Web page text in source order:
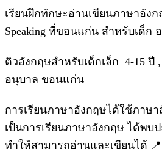
เรียนฝึกทักษะอ่านเขียนภาษาอังก
Speaking ที่ขอนแก่น สำหรับเด็ก
ติวอังกฤษสำหรับเด็กเล็ก 4-15 ปี
อนุบาล ขอนแก่น
การเรียนภาษาอังกฤษได้ใช้ภาษ
เป็นการเรียนภาษาอังกฤษ ได้พบ
ทำให้สามารถอ่านและเขียนได้